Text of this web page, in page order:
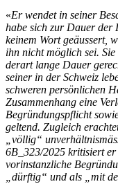
«Er wendet in seiner
habe sich zur Dauer der
keinem Wort geäussert,
ihn nicht möglich sei.
derart lange Dauer
seiner in der Schweiz
schweren persönlichen
Zusammenhang eine
Begründungspflicht
geltend. Zugleich
„völlig“
6B_323/2025 kritisiert
vorinstanzliche
„dürftig“ und als „mit